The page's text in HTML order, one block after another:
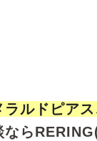
ラルドピア
なら